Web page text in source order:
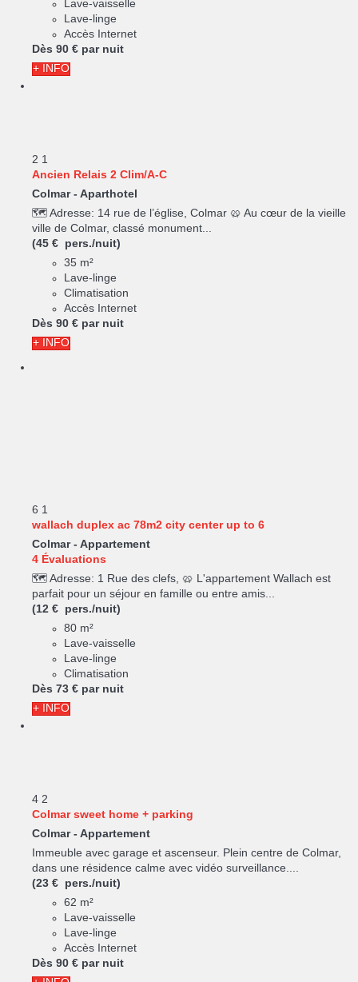
Lave-vaisselle
Lave-linge
Accès Internet
Dès 90 € par nuit
+ INFO
2 1
Ancien Relais 2 Clim/A-C
Colmar - Aparthotel
🗺️ Adresse: 14 rue de l’église, Colmar 🥨 Au cœur de la vieille
ville de Colmar, classé monument...
(45 € pers./nuit)
35 m²
Lave-linge
Climatisation
Accès Internet
Dès 90 € par nuit
+ INFO
6 1
wallach duplex ac 78m2 city center up to 6
Colmar - Appartement
4 Évaluations
🗺️ Adresse: 1 Rue des clefs, 🥨 L'appartement Wallach est
parfait pour un séjour en famille ou entre amis...
(12 € pers./nuit)
80 m²
Lave-vaisselle
Lave-linge
Climatisation
Dès 73 € par nuit
+ INFO
4 2
Colmar sweet home + parking
Colmar - Appartement
Immeuble avec garage et ascenseur. Plein centre de Colmar,
dans une résidence calme avec vidéo surveillance....
(23 € pers./nuit)
62 m²
Lave-vaisselle
Lave-linge
Accès Internet
Dès 90 € par nuit